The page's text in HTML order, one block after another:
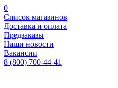
0
Список магазинов
Доставка и оплата
Предзаказы
Наши новости
Вакансии
8 (800) 700-44-41